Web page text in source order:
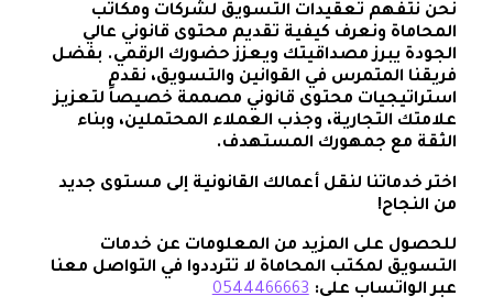
نحن نتفهم تعقيدات التسويق لشركات ومكاتب
المحاماة ونعرف كيفية تقديم محتوى قانوني عالي
الجودة يبرز مصداقيتك ويعزز حضورك الرقمي. بفضل
فريقنا المتمرس في القوانين والتسويق، نقدم
استراتيجيات محتوى قانوني مصممة خصيصاً لتعزيز
علامتك التجارية، وجذب العملاء المحتملين، وبناء
الثقة مع جمهورك المستهدف.
اختر خدماتنا لنقل أعمالك القانونية إلى مستوى جديد
من النجاح!
للحصول على المزيد من المعلومات عن خدمات
التسويق لمكتب المحاماة لا تترددوا في التواصل معنا
عبر الواتساب على:
0544466663